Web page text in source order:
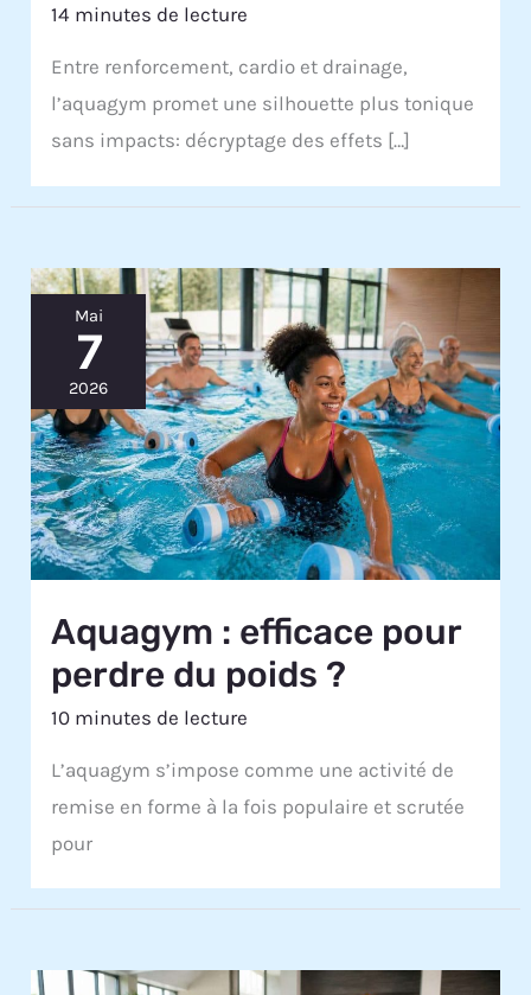
14 minutes de lecture
Entre renforcement, cardio et drainage,
l’aquagym promet une silhouette plus tonique
sans impacts: décryptage des effets […]
Mai
7
2026
Aquagym : efficace pour
perdre du poids ?
10 minutes de lecture
L’aquagym s’impose comme une activité de
remise en forme à la fois populaire et scrutée
pour